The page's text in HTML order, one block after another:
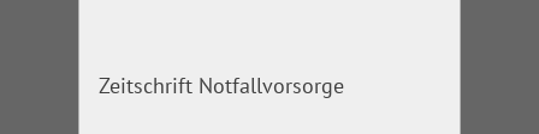
Zeitschrift Notfallvorsorge